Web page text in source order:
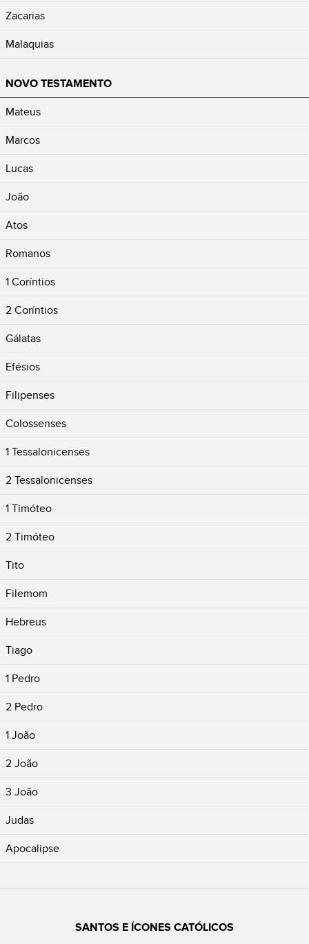
Zacarias
Malaquias
NOVO TESTAMENTO
Mateus
Marcos
Lucas
João
Atos
Romanos
1 Coríntios
2 Coríntios
Gálatas
Efésios
Filipenses
Colossenses
1 Tessalonicenses
2 Tessalonicenses
1 Timóteo
2 Timóteo
Tito
Filemom
Hebreus
Tiago
1 Pedro
2 Pedro
1 João
2 João
3 João
Judas
Apocalipse
SANTOS E ÍCONES CATÓLICOS